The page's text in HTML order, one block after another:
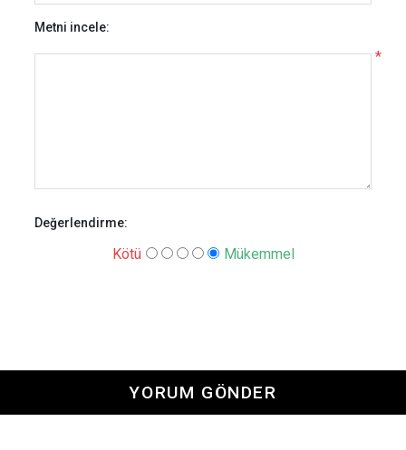
Metni incele:
*
Değerlendirme:
Kötü Mükemmel
YORUM GÖNDER